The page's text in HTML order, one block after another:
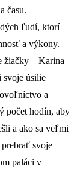
času.
ľudí, ktorí
a výkony.
žiačky – Karina
svoje úsilie
a
počet hodín, aby
a ako sa veľmi
svoje
paláci v